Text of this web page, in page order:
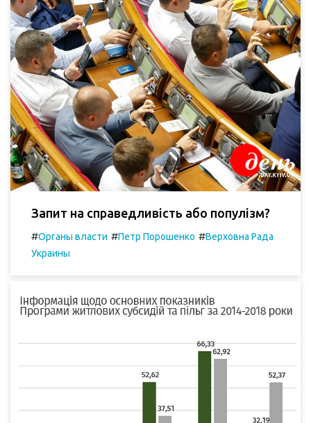
Запит на справедливість або популізм?
#Органы власти #Петр Порошенко #Верховна Рада
Украины